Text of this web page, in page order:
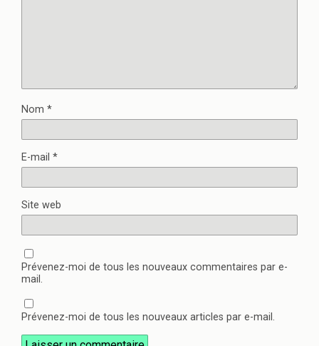
Nom *
E-mail *
Site web
Prévenez-moi de tous les nouveaux commentaires par e-
mail.
Prévenez-moi de tous les nouveaux articles par e-mail.